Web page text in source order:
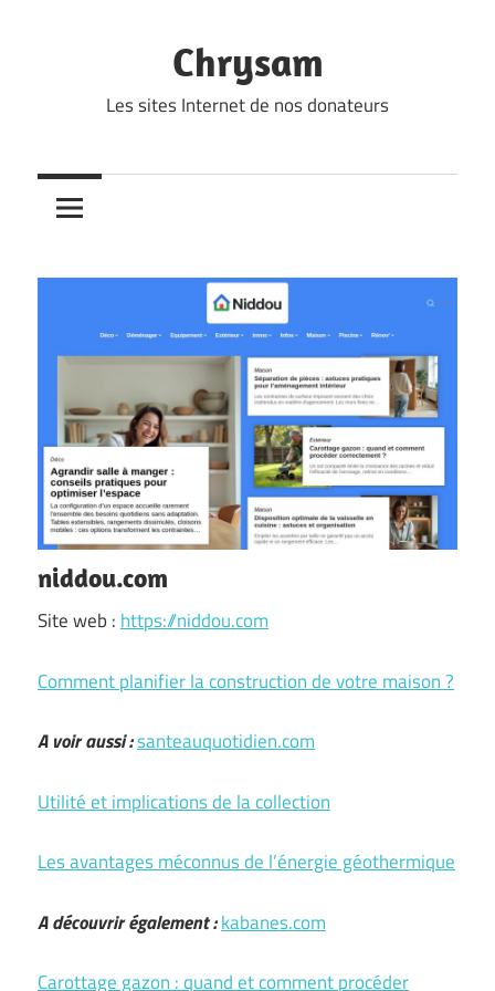
Chrysam
Les sites Internet de nos donateurs
niddou.com
Site web : https://niddou.com
Comment planifier la construction de votre maison ?
A voir aussi :santeauquotidien.com
Utilité et implications de la collection
Les avantages méconnus de l’énergie géothermique
A découvrir également :kabanes.com
Carottage gazon : quand et comment procéder